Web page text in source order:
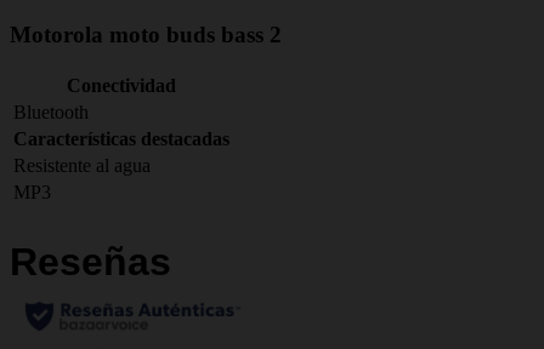
Motorola moto buds bass 2
Conectividad
Bluetooth
Características destacadas
Resistente al agua
MP3